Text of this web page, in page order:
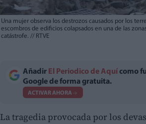
Una mujer observa los destrozos causados por los
escombros de edificios colapsados en una de las
catástrofe. // RTVE
Añadir El Periodico de Aquí como
Google de forma gratuita.
ACTIVAR AHORA
La tragedia provocada por los